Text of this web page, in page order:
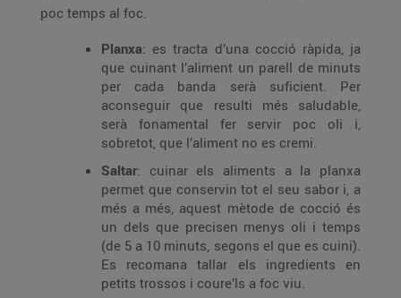
poc temps al foc.
Planxa: es tracta d’una cocció ràpida, ja
que cuinant l’aliment un parell de minuts
per cada banda serà suficient. Per
aconseguir que resulti més saludable,
serà fonamental fer servir poc oli i,
sobretot, que l’aliment no es cremi.
Saltar: cuinar els aliments a la planxa
permet que conservin tot el seu sabor i, a
més a més, aquest mètode de cocció és
un dels que precisen menys oli i temps
(de 5 a 10 minuts, segons el que es cuini).
Es recomana tallar els ingredients en
petits trossos i coure’ls a foc viu.